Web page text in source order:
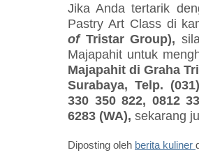
Jika Anda tertarik
Pastry Art Class di
ofTristar Group),
Majapahit untuk
Majapahit di Graha
Surabaya, Telp. (031)
330 350 822, 0812
6283 (WA), sekarang
Diposting oleh berita kuliner